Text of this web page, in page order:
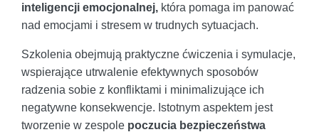
inteligencji emocjonalnej, która pomaga im panować
nad emocjami i stresem w trudnych sytuacjach.
Szkolenia obejmują praktyczne ćwiczenia i symulacje,
wspierające utrwalenie efektywnych sposobów
radzenia sobie z konfliktami i minimalizujące ich
negatywne konsekwencje. Istotnym aspektem jest
tworzenie w zespole poczucia bezpieczeństwa